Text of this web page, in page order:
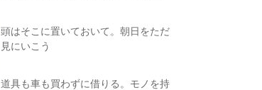
頭はそこに置いておいて。朝日をただ
見にいこう
道具も車も買わずに借りる。モノを持